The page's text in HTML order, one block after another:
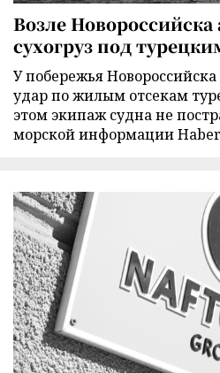
Возле Новороссийска
сухогруз под
У побережья
удар по жилым отсекам
этом экипаж судна не
морской информации